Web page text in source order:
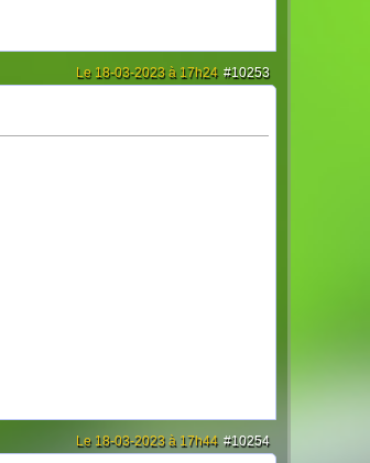
#10253
Le 18-03-2023 à 17h24
#10254
Le 18-03-2023 à 17h44